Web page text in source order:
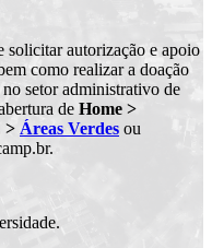
solicitar autorização e apoio
como realizar a doação
setor administrativo de
de Home >
> Áreas Verdes ou